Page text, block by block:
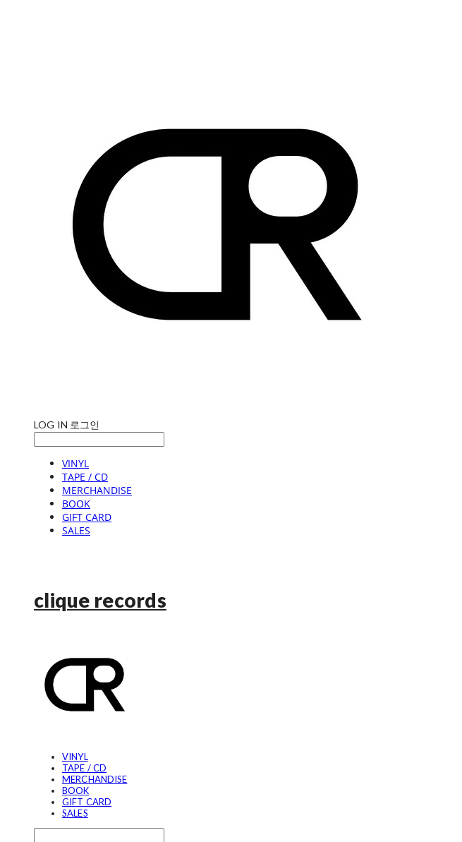
LOG IN 로그인
VINYL
TAPE / CD
MERCHANDISE
BOOK
GIFT CARD
SALES
clique records
VINYL
TAPE / CD
MERCHANDISE
BOOK
GIFT CARD
SALES